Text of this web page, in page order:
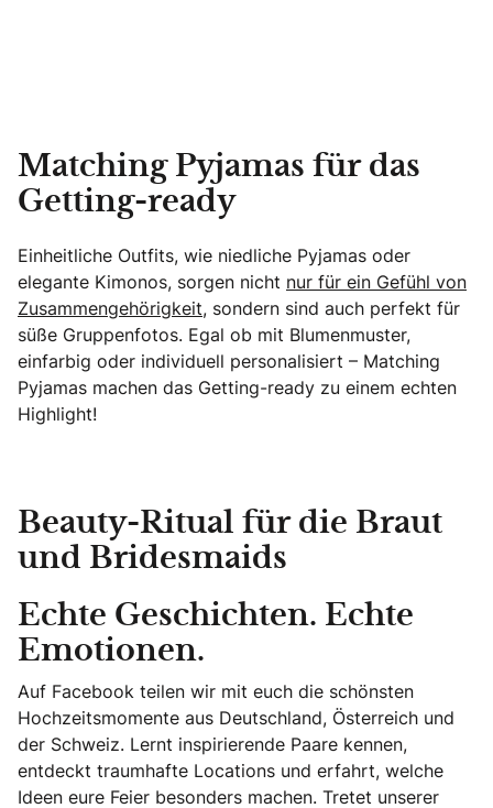
Matching Pyjamas für das
Getting-ready
Einheitliche Outfits, wie niedliche Pyjamas oder
elegante Kimonos, sorgen nicht nur für ein Gefühl von
Zusammengehörigkeit, sondern sind auch perfekt für
süße Gruppenfotos. Egal ob mit Blumenmuster,
einfarbig oder individuell personalisiert – Matching
Pyjamas machen das Getting-ready zu einem echten
Highlight!
Beauty-Ritual für die Braut
und Bridesmaids
Echte Geschichten. Echte
Emotionen.
Auf Facebook teilen wir mit euch die schönsten
Hochzeitsmomente aus Deutschland, Österreich und
der Schweiz. Lernt inspirierende Paare kennen,
entdeckt traumhafte Locations und erfahrt, welche
Ideen eure Feier besonders machen. Tretet unserer